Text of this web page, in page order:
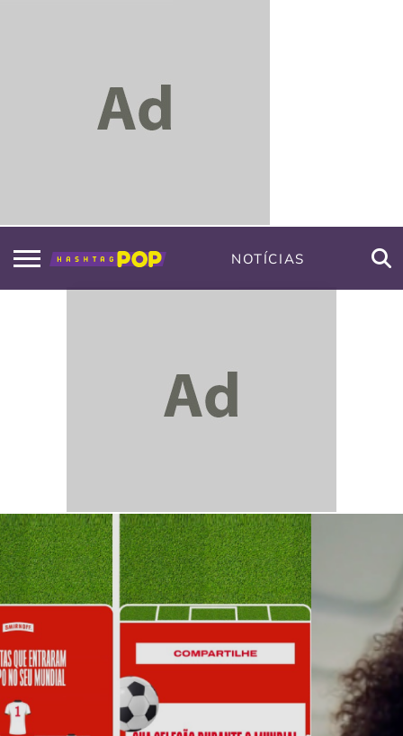
NOTÍCIAS